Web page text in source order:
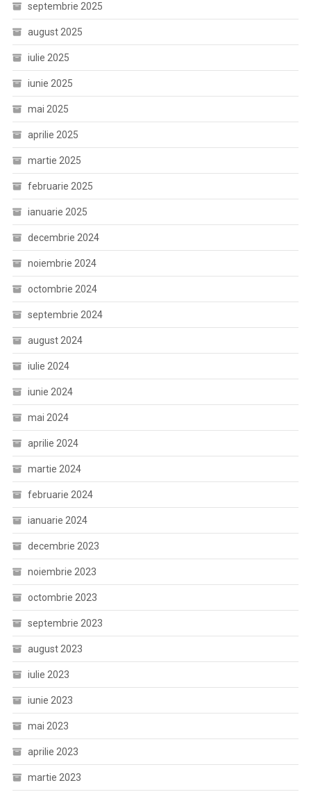
septembrie 2025
august 2025
iulie 2025
iunie 2025
mai 2025
aprilie 2025
martie 2025
februarie 2025
ianuarie 2025
decembrie 2024
noiembrie 2024
octombrie 2024
septembrie 2024
august 2024
iulie 2024
iunie 2024
mai 2024
aprilie 2024
martie 2024
februarie 2024
ianuarie 2024
decembrie 2023
noiembrie 2023
octombrie 2023
septembrie 2023
august 2023
iulie 2023
iunie 2023
mai 2023
aprilie 2023
martie 2023